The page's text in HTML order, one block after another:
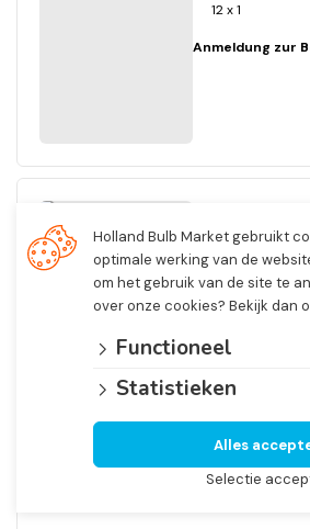
12 x 1
Anmeldung zur
Ball Genova
Nein. 3337
I
1/4 Open In
12 x 1
Anmeldung zur
Holland Bulb Market gebruikt
optimale werking van de
om het gebruik van de site te
over onze cookies? Bekijk dan
Functioneel
Statistieken
Selectie
Alles